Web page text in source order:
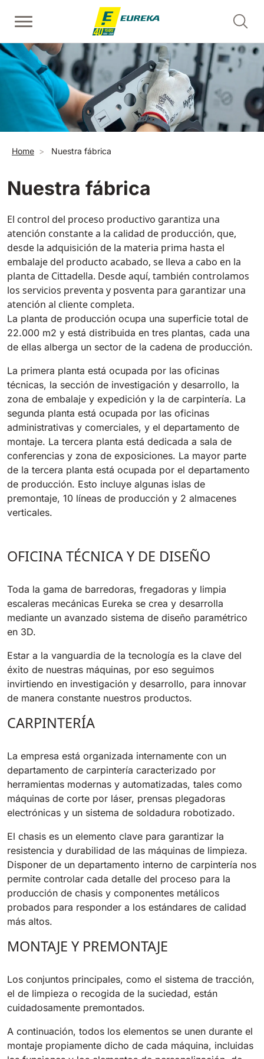
Pasar al contenido principal
Fregadora con operador a pie
Ver todas
E36
360 mm 1260 m²/h
460 mm
E50
500 mm 2000 m²/h
E55
550 mm 2200 m²/h
E51
530 mm 2280 m²/h
E61
610 mm 2625 m²/h
E71
710 mm 3195 m²/h
Fregadora con operador a bordo
E75
760 mm 4560 m²/h
E83
E85
810 mm 6075 m²/h
1000 mm 7500 m²/h
1100 mm 8800 m²/h
Barredoras con conductor acompañante
Ver todas
Picobello
730 mm 2190 m²/h
780 mm
Barredoras con operador a bordo
Ver todas
Tigra
1055 mm 5800 m²/h
Rider 1201
1200 mm 10200 m²/h
Rider Lift
1200 mm 7865 m²/h
Xtrema
1400 mm 12600 m²/h
Magnum
Bull 200
Limpiadoras de escaleras mecánicas - contrahuellas
Ver todas
ERC45
Limpiadoras de escaleras mecánicas y pasillos rodantes
Sobrescribir enlaces de ayuda a la navegación
Home Nuestra fábrica
Nuestra fábrica
El control del proceso productivo garantiza una
atención constante a la calidad de producción, que,
desde la adquisición de la materia prima hasta el
embalaje del producto acabado, se lleva a cabo en la
planta de Cittadella. Desde aquí, también controlamos
los servicios preventa y posventa para garantizar una
atención al cliente completa.
La planta de producción ocupa una superficie total de
22.000 m2 y está distribuida en tres plantas, cada una
de ellas alberga un sector de la cadena de producción.
La primera planta está ocupada por las oficinas
técnicas, la sección de investigación y desarrollo, la
zona de embalaje y expedición y la de carpintería. La
segunda planta está ocupada por las oficinas
administrativas y comerciales, y el departamento de
montaje. La tercera planta está dedicada a sala de
conferencias y zona de exposiciones. La mayor parte
de la tercera planta está ocupada por el departamento
de producción. Esto incluye algunas islas de
premontaje, 10 líneas de producción y 2 almacenes
verticales.
OFICINA TÉCNICA Y DE DISEÑO
Toda la gama de barredoras, fregadoras y limpia
escaleras mecánicas Eureka se crea y desarrolla
mediante un avanzado sistema de diseño paramétrico
en 3D.
Estar a la vanguardia de la tecnología es la clave del
éxito de nuestras máquinas, por eso seguimos
invirtiendo en investigación y desarrollo, para innovar
de manera constante nuestros productos.
CARPINTERÍA
La empresa está organizada internamente con un
departamento de carpintería caracterizado por
herramientas modernas y automatizadas, tales como
máquinas de corte por láser, prensas plegadoras
electrónicas y un sistema de soldadura robotizado.
El chasis es un elemento clave para garantizar la
resistencia y durabilidad de las máquinas de limpieza.
Disponer de un departamento interno de carpintería nos
permite controlar cada detalle del proceso para la
producción de chasis y componentes metálicos
probados para responder a los estándares de calidad
más altos.
MONTAJE Y PREMONTAJE
Los conjuntos principales, como el sistema de tracción,
el de limpieza o recogida de la suciedad, están
cuidadosamente premontados.
A continuación, todos los elementos se unen durante el
montaje propiamente dicho de cada máquina, incluidas